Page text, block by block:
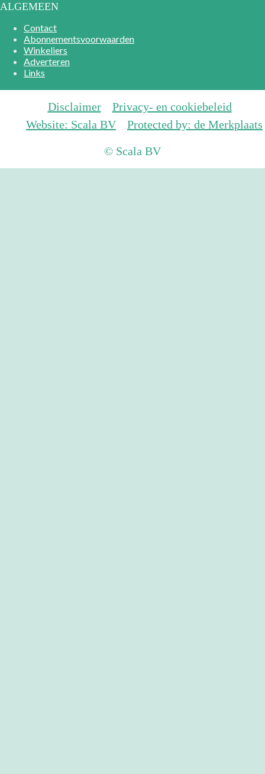
ALGEMEEN
Contact
Abonnementsvoorwaarden
Winkeliers
Adverteren
Links
Disclaimer
Privacy- en cookiebeleid
Website: Scala BV
Protected by: de Merkplaats
© Scala BV